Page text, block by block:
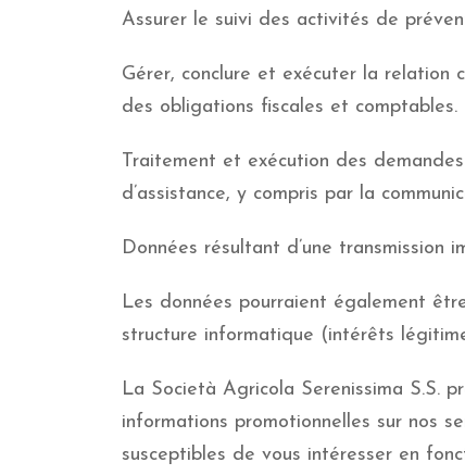
Assurer le suivi des activités de
Gérer, conclure et exécuter la relation
des obligations fiscales et comptables.
Traitement et exécution des
d’assistance, y compris par la
Données résultant d’une
Les données pourraient également
structure informatique (intérêts
La Società Agricola Serenissima S.S.
informations promotionnelles sur nos
susceptibles de vous intéresser en